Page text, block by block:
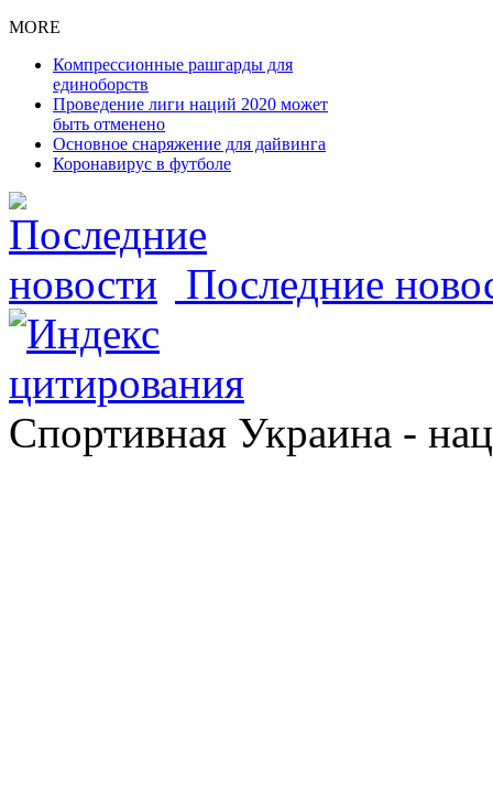
MORE
Компрессионные рашгарды для
единоборств
Проведение лиги наций 2020 может
быть отменено
Основное снаряжение для дайвинга
Коронавирус в футболе
Последние
Спортивная Украина -